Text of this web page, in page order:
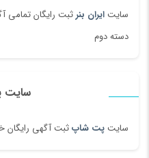
سایت ایران بنرثبت رایگان تمامی
دسته دوم
سایت پت شاپثبت آگهی رایگان